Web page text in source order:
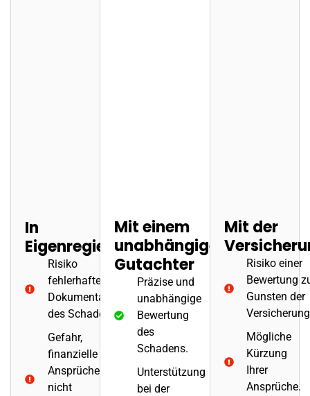
In
Eigenregie
Risiko
fehlerhafter
Dokumentation
des Schadens.
Gefahr,
finanzielle
Ansprüche
nicht
Mit einem
unabhängigen
Gutachter
Präzise und
unabhängige
Bewertung
des
Schadens.
Unterstützung
bei der
Mit der
Risiko einer
Bewertung
Gunsten der
Mögliche
Kürzung
Ihrer
Ansprüche.